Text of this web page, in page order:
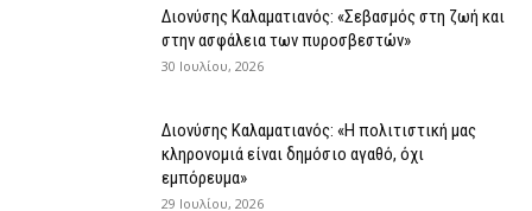
Διονύσης Καλαματιανός: «Σεβασμός στη ζωή και
στην ασφάλεια των πυροσβεστών»
30 Ιουλίου, 2026
Διονύσης Καλαματιανός: «Η πολιτιστική μας
κληρονομιά είναι δημόσιο αγαθό, όχι
εμπόρευμα»
29 Ιουλίου, 2026